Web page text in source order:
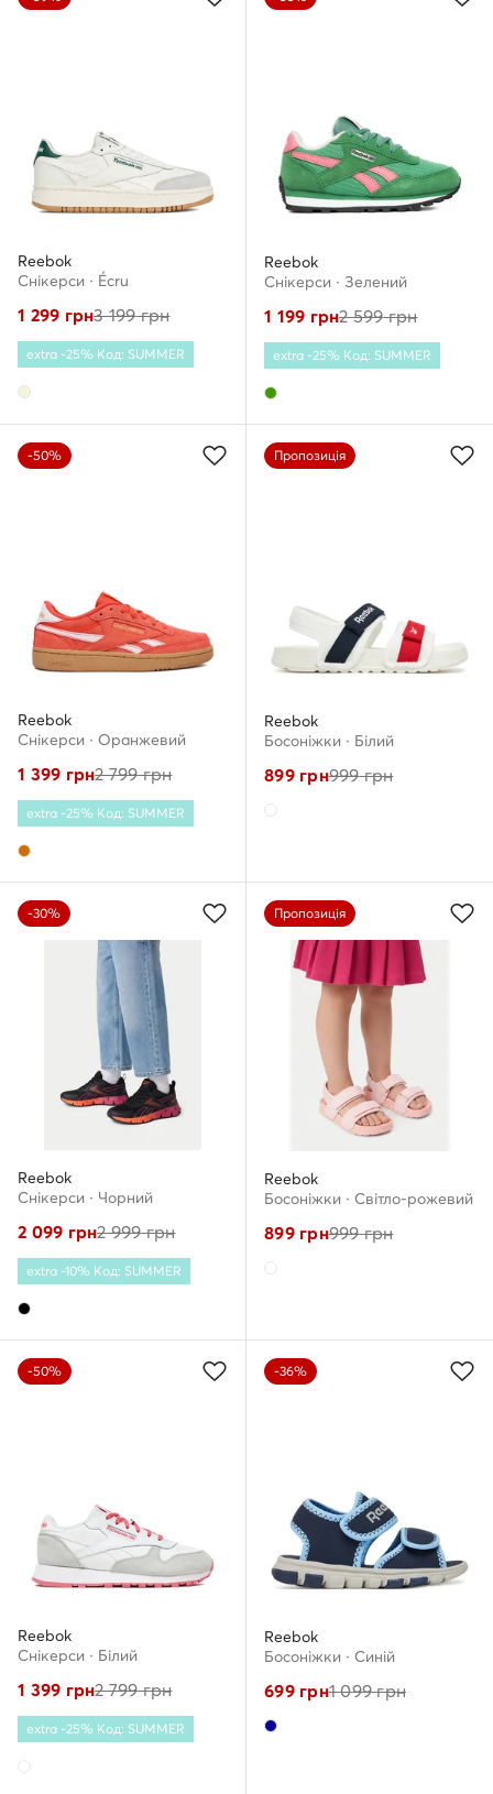
Reebok
Снікерcи · Écru
1 299 грн3 199грн
extra -25% Код: SUMMER
Reebok
Снікерcи · Зелений
1 199 грн2 599грн
extra -25% Код: SUMMER
-50%
Reebok
Снікерcи · Оранжевий
1 399 грн2 799грн
extra -25% Код: SUMMER
Пропозиція
Reebok
Босоніжки · Білий
899грн999грн
-30%
Reebok
Снікерcи · Чорний
2 099 грн2 999грн
extra -10% Код: SUMMER
Пропозиція
Reebok
Босоніжки · Світло-рожевий
899грн999грн
-50%
Reebok
Снікерcи · Білий
1 399 грн2 799грн
extra -25% Код: SUMMER
-36%
Reebok
Босоніжки · Cиній
699грн1 099грн